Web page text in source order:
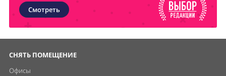
Смотреть
СНЯТЬ ПОМЕЩЕНИЕ
Офисы